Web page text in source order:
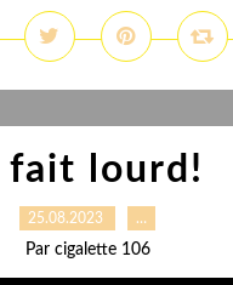
fait lourd!
25.08.2023 …
Par cigalette 106